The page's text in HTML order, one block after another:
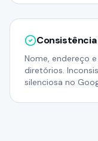
Consistência
Nome, endereço
diretórios.
silenciosa no